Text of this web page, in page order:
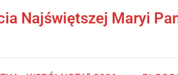
Najświętszej Maryi